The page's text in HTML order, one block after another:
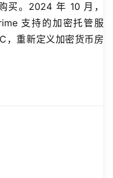
买。2024 年 10 月，
支持的加密托管服
，重新定义加密货币房